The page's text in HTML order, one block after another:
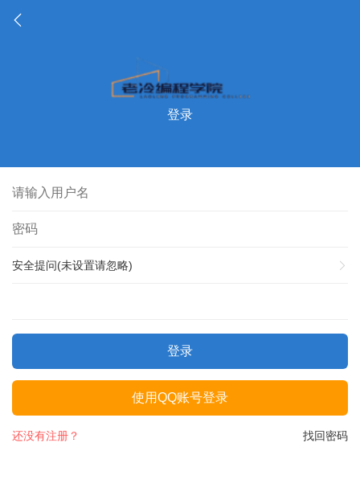
登录
安全提问(未设置请忽略)
登录
使用QQ账号登录
找回密码
还没有注册？